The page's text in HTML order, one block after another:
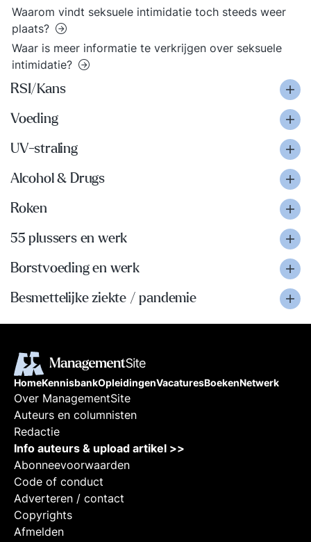
Waarom vindt seksuele intimidatie toch steeds weer
plaats?
Waar is meer informatie te verkrijgen over seksuele
intimidatie?
RSI/Kans
Voeding
UV-straling
Alcohol & Drugs
Roken
55 plussers en werk
Borstvoeding en werk
Besmettelijke ziekte / pandemie
HomeKennisbankOpleidingenVacaturesBoekenNetwerk
Over ManagementSite
Auteurs en columnisten
Redactie
Info auteurs & upload artikel >>
Abonneevoorwaarden
Code of conduct
Adverteren / contact
Copyrights
Afmelden